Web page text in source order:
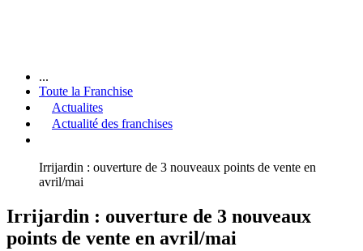
...
Toute la Franchise
Actualites
Actualité des franchises
Irrijardin : ouverture de 3 nouveaux points de vente en
avril/mai
Irrijardin : ouverture de 3 nouveaux
points de vente en avril/mai